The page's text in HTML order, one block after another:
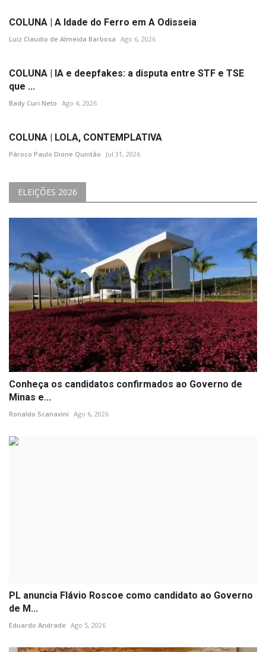
COLUNA | A Idade do Ferro em A Odisseia
Luiz Claudio de Almeida Barbosa Ago 6, 2026
COLUNA | IA e deepfakes: a disputa entre STF e TSE
que ...
Bady Curi Neto Ago 4, 2026
COLUNA | LOLA, CONTEMPLATIVA
Pároco Paulo Dione Quintão Jul 31, 2026
ELEIÇÕES 2026
Conheça os candidatos confirmados ao Governo de
Minas e...
Ronaldo Scanavini Ago 6, 2026
PL anuncia Flávio Roscoe como candidato ao Governo
de M...
Eduardo Andrade Ago 5, 2026